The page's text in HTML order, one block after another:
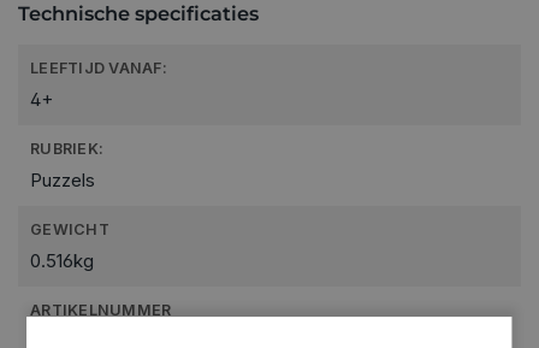
Technische specificaties
LEEFTIJD VANAF:
4+
RUBRIEK:
Puzzels
GEWICHT
0.516kg
ARTIKELNUMMER